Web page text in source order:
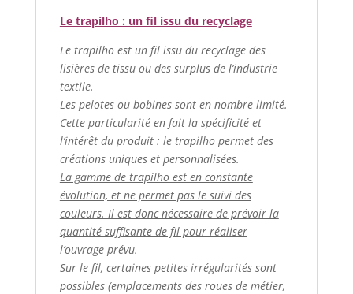
Le trapilho : un fil issu du recyclage
Le trapilho est un fil issu du recyclage des
lisières de tissu ou des surplus de l’industrie
textile.
Les pelotes ou bobines sont en nombre limité.
Cette particularité en fait la spécificité et
l’intérêt du produit : le trapilho permet des
créations uniques et personnalisées.
La gamme de trapilho est en constante
évolution, et ne permet pas le suivi des
couleurs. Il est donc nécessaire de prévoir la
quantité suffisante de fil pour réaliser
l’ouvrage prévu.
Sur le fil, certaines petites irrégularités sont
possibles (emplacements des roues de métier,